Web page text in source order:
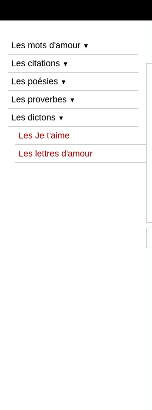
Les mots d'amour ▼
Les citations ▼
Les poésies ▼
Les proverbes ▼
Les dictons ▼
Les Je t'aime
Les lettres d'amour